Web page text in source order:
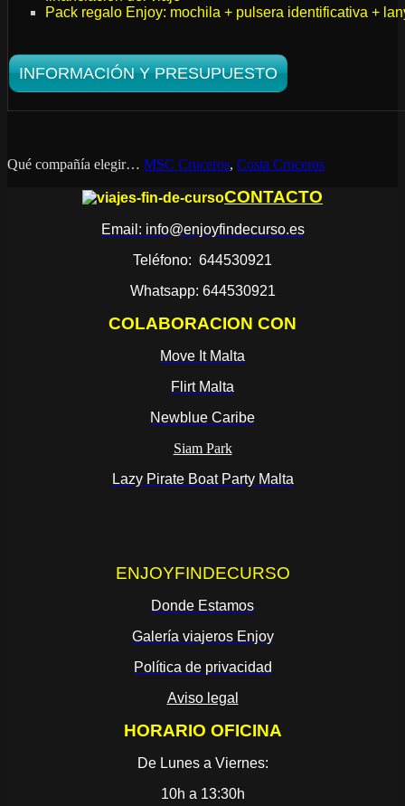
Pack regalo Enjoy: mochila + pulsera identificativa +
INFORMACIÓN Y PRESUPUESTO
Qué compañía elegir… MSC Cruceros, Costa Cruceros
CONTACTO
Email: info@enjoyfindecurso.es
Teléfono: 644530921
Whatsapp: 644530921
COLABORACION CON
Move It Malta
Flirt Malta
Newblue Caribe
Siam Park
Lazy Pirate Boat Party Malta
ENJOYFINDECURSO
Donde Estamos
Galería viajeros Enjoy
Política de privacidad
Aviso legal
HORARIO OFICINA
De Lunes a Viernes:
10h a 13:30h